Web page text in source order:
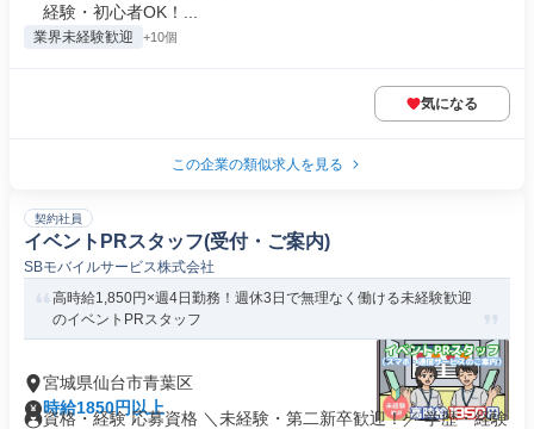
経験・初心者OK！...
業界未経験歓迎 +10個
気になる
この企業の類似求人を見る
契約社員
イベントPRスタッフ(受付・ご案内)
SBモバイルサービス株式会社
高時給1,850円×週4日勤務！週休3日で無理なく働ける未経験歓迎
のイベントPRスタッフ
宮城県仙台市青葉区
時給1850円以上
資格・経験 応募資格 ＼未経験・第二新卒歓迎！／ 学歴・経験